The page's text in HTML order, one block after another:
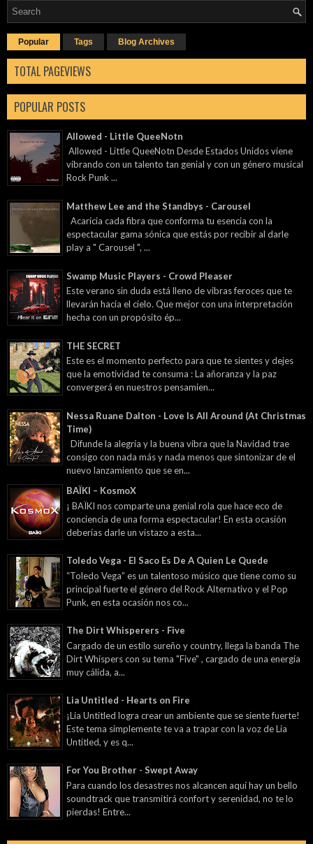
Popular Tags Blog Archives
TOTAL PAGEVIEWS
POPULAR POSTS
Allowed - Little QueeNotn
Allowed - Little QueeNotn Desde Estados Unidos viene
vibrando con un talento tan genial y con un género musical
Rock Punk ...
Matthew Lee and the Standbys - Carousel
Acaricia cada fibra que conforma tu esencia con la
espectacular gama sónica que estás por recibir al darle
play a " Carousel ", ...
Swamp Music Players - Crowd Pleaser
Este verano sin duda está lleno de vibras feroces que te
llevarán hacia el cielo. Que mejor con una interpretación
hecha con un propósito ép...
THE SECRET
Este es el momento perfecto para que te sientes y dejes
que la emotividad te consuma : La añoranza y la paz
convergerá en nuestros pensamien...
Nessa Ruane Dalton - Love Is All Around (At Christmas
Time)
Difunde la alegría y la buena vibra que la Navidad trae
consigo con nada más y nada menos que sintonizar de el
nuevo lanzamiento que se en...
BAÏKI – KosmoX
¡ BAÏKI nos comparte una genial rola que hace eco de
conciencia de una forma espectacular! En esta ocasión
deberías darle un vistazo a esta...
Toledo Vega - El Saco Es De A Quien Le Quede
“Toledo Vega” es un talentoso músico que tiene como su
principal fuerte el género del Rock Alternativo y el Pop
Punk, en esta ocasión nos co...
The Dirt Whisperers - Five
Cargado de un estilo sureño y country, llega la banda The
Dirt Whispers con su tema "Five" , cargado de una energía
muy cálida, a...
Lia Untitled - Hearts on Fire
¡Lia Untitled logra crear un ambiente que se siente fuerte!
Este tema simplemente te va a trapar con la voz de Lia
Untitled, y es q...
For You Brother - Swept Away
Para cuando los desastres nos alcancen aquí hay un bello
soundtrack que transmitirá confort y serenidad, no te lo
pierdas! Entre...